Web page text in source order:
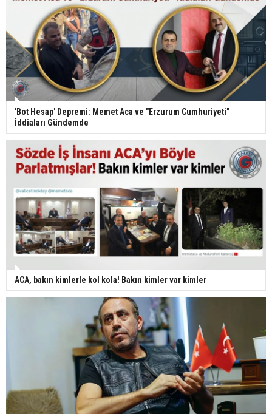
'Bot Hesap' Depremi: Memet Aca ve "Erzurum Cumhuriyeti"
İddiaları Gündemde
ACA, bakın kimlerle kol kola! Bakın kimler var kimler